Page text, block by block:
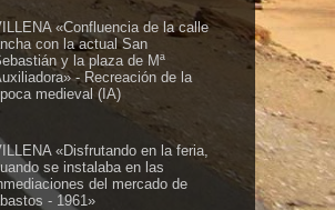
«Confluencia de la calle
con la actual San
y la plaza de Mª
- Recreación de la
medieval (IA)
«Disfrutando en la feria,
se instalaba en las
del mercado de
- 1961»